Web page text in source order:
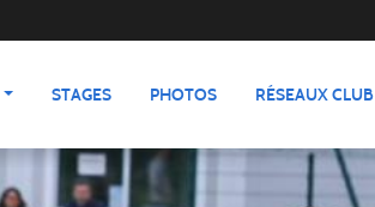
STAGES PHOTOS RÉSEAUX CLUB